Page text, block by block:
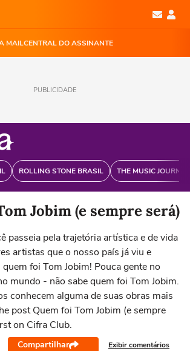
MAILCENTRAL DO ASSINANTE
PUBLICIDADE
ROLLING STONE BRASIL THE MUSIC
Jobim (e sempre será)
passeia pela trajetória artística e de vida
artistas que o nosso país já viu e
foi Tom Jobim! Pouca gente no
mundo - não sabe quem foi Tom Jobim.
conhecem alguma de suas obras mais
post Quem foi Tom Jobim (e sempre
on Cifra Club.
Compartilhar Exibir comentários